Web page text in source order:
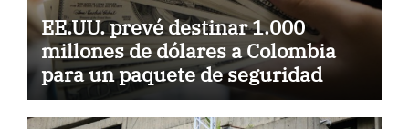
EE.UU. prevé destinar 1.000
millones de dólares a Colombia
para un paquete de seguridad